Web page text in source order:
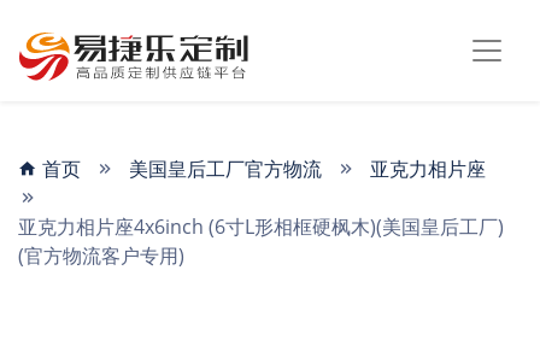
首页 美国皇后工厂官方物流 亚克力相片座
亚克力相片座4x6inch (6寸L形相框硬枫木)(美国皇后工厂)
(官方物流客户专用)